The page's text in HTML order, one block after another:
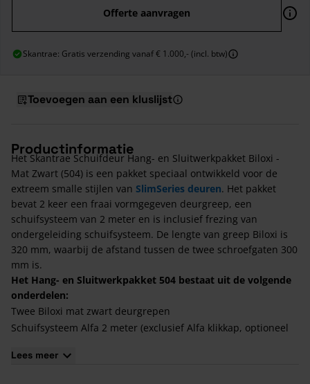
Offerte aanvragen
Skantrae: Gratis verzending vanaf € 1.000,- (incl. btw)
Toevoegen aan een kluslijst
Productinformatie
Het Skantrae Schuifdeur Hang- en Sluitwerkpakket Biloxi -
Mat Zwart (504) is een pakket speciaal ontwikkeld voor de
extreem smalle stijlen van SlimSeries deuren. Het pakket
bevat 2 keer een fraai vormgegeven deurgreep, een
schuifsysteem van 2 meter en is inclusief frezing van
ondergeleiding schuifsysteem. De lengte van greep Biloxi is
320 mm, waarbij de afstand tussen de twee schroefgaten 300
mm is.
Het Hang- en Sluitwerkpakket 504 bestaat uit de volgende
onderdelen:
Twee Biloxi mat zwart deurgrepen
Schuifsysteem Alfa 2 meter (exclusief Alfa klikkap, optioneel
Frezing ondergeleiding schuifsysteem
Lees meer